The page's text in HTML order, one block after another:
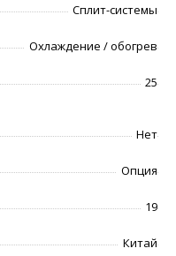
Сплит-системы
Охлаждение / обогрев
25
Нет
Опция
19
Китай